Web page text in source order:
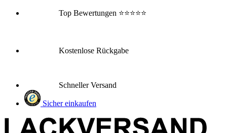
Top Bewertungen ⭐⭐⭐⭐⭐
Kostenlose Rückgabe
Schneller Versand
Sicher einkaufen